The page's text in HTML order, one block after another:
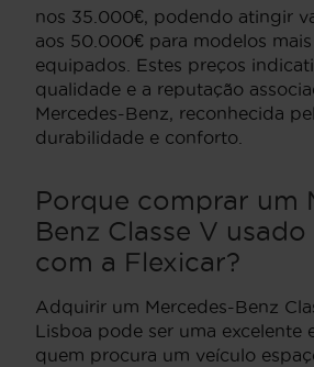
nos 35.000€, podendo atingir
aos 50.000€ para modelos
equipados. Estes preços
qualidade e a reputação
Mercedes-Benz, reconhecida
durabilidade e conforto.
Porque comprar um
Benz Classe V
com a Flexicar?
Adquirir um Mercedes-Benz
Lisboa pode ser uma excelente
quem procura um veículo